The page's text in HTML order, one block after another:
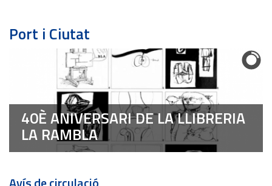
Port i Ciutat
40È ANIVERSARI DE LA LLIBRERIA
LA RAMBLA